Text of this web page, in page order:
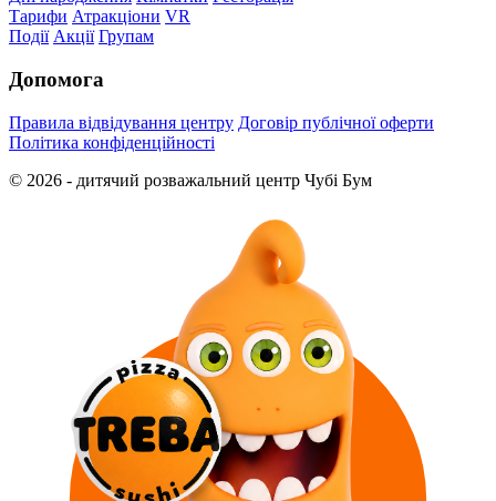
Тарифи Атракціони VR
Події Акції Групам
Допомога
Правила відвідування центру Договір публічної оферти
Політика конфіденційності
© 2026 - дитячий розважальний центр Чубі Бум